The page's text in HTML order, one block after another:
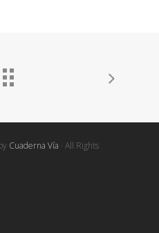
Cuaderna Vía · All Rights